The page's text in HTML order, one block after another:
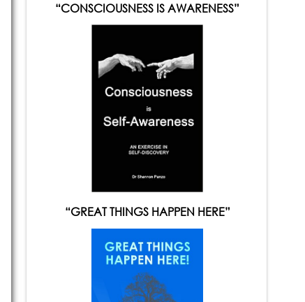
“CONSCIOUSNESS IS AWARENESS”
“GREAT THINGS HAPPEN HERE”